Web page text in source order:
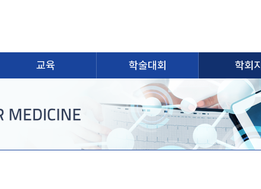
교육 학술대회 학회지